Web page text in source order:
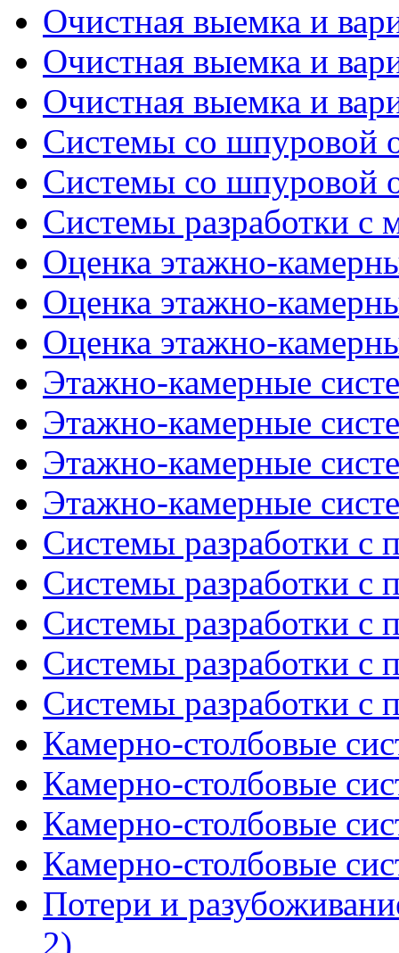
Очистная выемка и
Очистная выемка и
Очистная выемка и
Системы со шпуровой
Системы со шпуровой
Системы разработки с
Оценка этажно-
Оценка этажно-
Оценка этажно-
Этажно-камерные
Этажно-камерные
Этажно-камерные
Этажно-камерные
Системы разработки с
Системы разработки с
Системы разработки с
Системы разработки с
Системы разработки с
Камерно-столбовые
Камерно-столбовые
Камерно-столбовые
Камерно-столбовые
Потери и
2)